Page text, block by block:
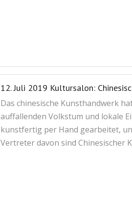
12. Juli 2019 Kultursalon:
Das chinesische Kunsthandwerk
auffallenden Volkstum und lokale
kunstfertig per Hand gearbeitet,
Vertreter davon sind Chinesischer